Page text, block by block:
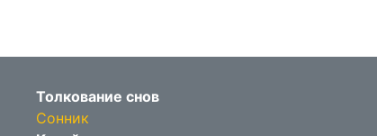
Толкование снов
Сонник